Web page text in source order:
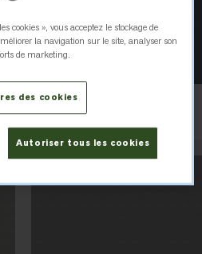
norament 926 stairtread
Slate Blue
Dalle
cookies », vous acceptez le stockage de
la navigation sur le site, analyser son
de marketing.
des cookies
Autoriser tous les cookies